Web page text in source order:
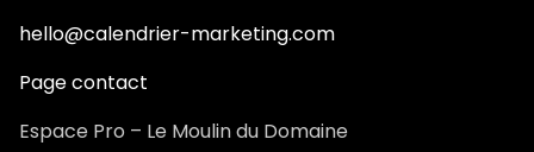
hello@calendrier-marketing.com
Page contact
Espace Pro – Le Moulin du Domaine